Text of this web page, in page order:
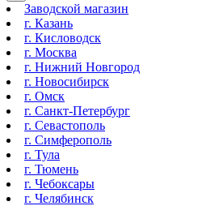
Заводской магазин
г. Казань
г. Кисловодск
г. Москва
г. Нижний Новгород
г. Новосибирск
г. Омск
г. Санкт-Петербург
г. Севастополь
г. Симферополь
г. Тула
г. Тюмень
г. Чебоксары
г. Челябинск